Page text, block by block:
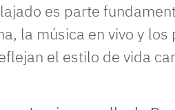
es parte
la música en vivo y los
el estilo de vida